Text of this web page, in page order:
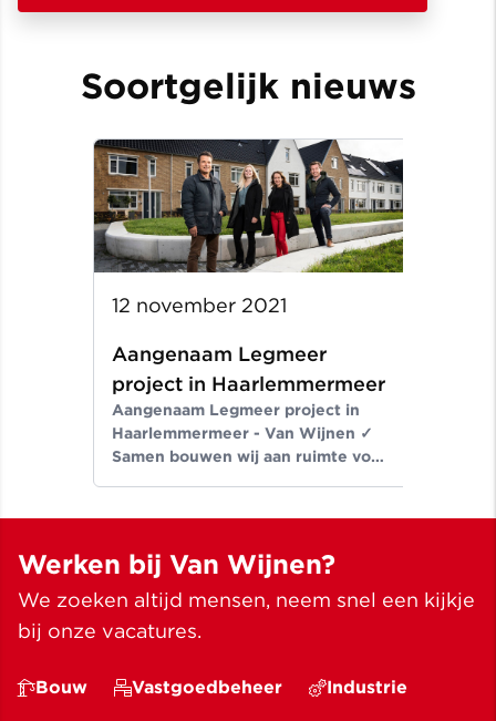
Soortgelijk nieuws
12 november 2021
Aangenaam Legmeer
project in Haarlemmermeer
Aangenaam Legmeer project in
Haarlemmermeer - Van Wijnen ✓
Samen bouwen wij aan ruimte voor
Werken bij Van Wijnen?
We zoeken altijd mensen, neem snel een kijkje
bij onze vacatures.
Bouw Vastgoedbeheer Industrie